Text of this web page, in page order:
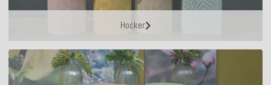
Hocker